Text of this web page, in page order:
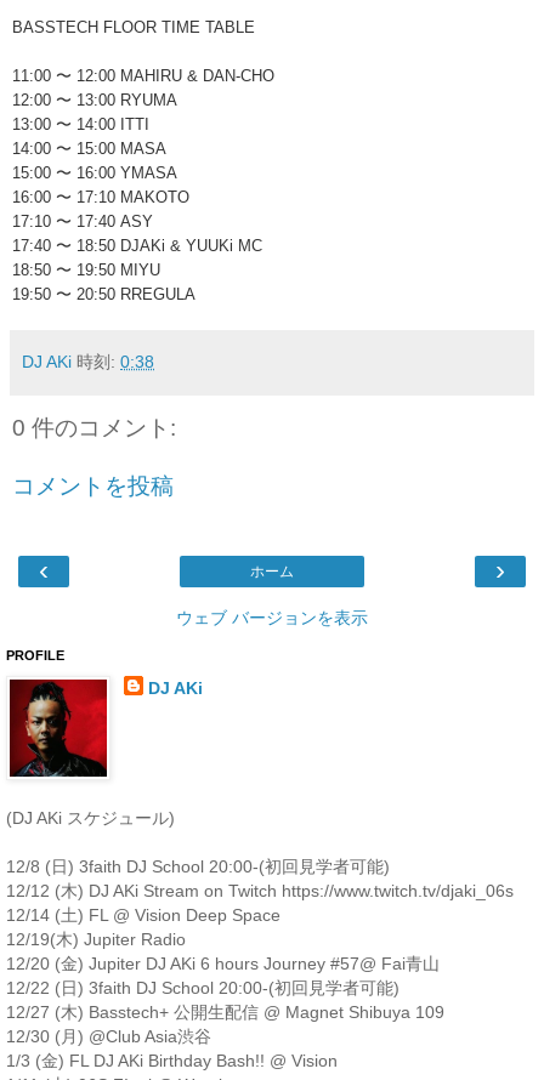
BASSTECH FLOOR TIME TABLE
11:00 〜 12:00 MAHIRU & DAN-CHO
12:00 〜 13:00 RYUMA
13:00 〜 14:00 ITTI
14:00 〜 15:00 MASA
15:00 〜 16:00 YMASA
16:00 〜 17:10 MAKOTO
17:10 〜 17:40 ASY
17:40 〜 18:50 DJAKi & YUUKi MC
18:50 〜 19:50 MIYU
19:50 〜 20:50 RREGULA
DJ AKi 時刻: 0:38
0 件のコメント:
コメントを投稿
‹ ›
ホーム
ウェブ バージョンを表示
PROFILE
DJ AKi
(DJ AKi スケジュール)
12/8 (日) 3faith DJ School 20:00-(初回見学者可能)
12/12 (木) DJ AKi Stream on Twitch https://www.twitch.tv/djaki_06s
12/14 (土) FL @ Vision Deep Space
12/19(木) Jupiter Radio
12/20 (金) Jupiter DJ AKi 6 hours Journey #57@ Fai青山
12/22 (日) 3faith DJ School 20:00-(初回見学者可能)
12/27 (木) Basstech+ 公開生配信 @ Magnet Shibuya 109
12/30 (月) @Club Asia渋谷
1/3 (金) FL DJ AKi Birthday Bash!! @ Vision